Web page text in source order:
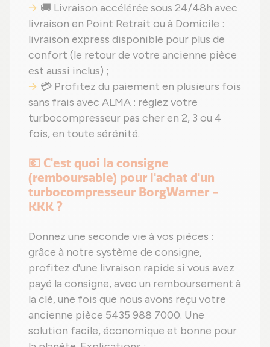
🚚 Livraison accélérée sous 24/48h avec
livraison en Point Retrait ou à Domicile :
livraison express disponible pour plus de
confort (le retour de votre ancienne pièce
est aussi inclus) ;
💳 Profitez du paiement en plusieurs fois
sans frais avec ALMA : réglez votre
turbocompresseur pas cher en 2, 3 ou 4
fois, en toute sérénité.
💶 C'est quoi la consigne
(remboursable) pour l'achat d'un
turbocompresseur BorgWarner -
KKK ?
Donnez une seconde vie à vos pièces :
grâce à notre système de consigne,
profitez d'une livraison rapide si vous avez
payé la consigne, avec un remboursement à
la clé, une fois que nous avons reçu votre
ancienne pièce 5435 988 7000. Une
solution facile, économique et bonne pour